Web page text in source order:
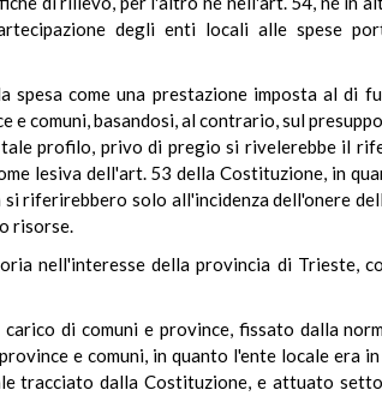
degli enti locali alle spese
come una prestazione imposta al di
comuni, basandosi, al contrario, sul
profilo, privo di pregio si rivelerebbe il
lesiva dell'art. 53 della Costituzione, in
riferirebbero solo all'incidenza dell'onere
risorse.
nell'interesse della provincia di Trieste,
di comuni e province, fissato dalla
e comuni, in quanto l'ente locale era
tracciato dalla Costituzione, e attuato